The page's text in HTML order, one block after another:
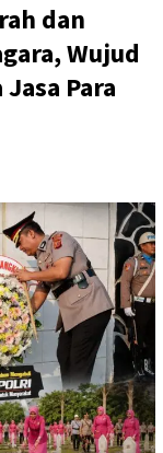
dan
Wujud
Para